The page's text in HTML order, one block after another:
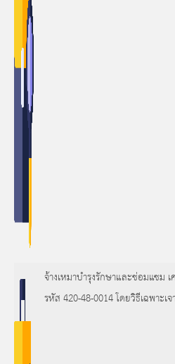
จ้างเหมาบำรุงรักษาและซ่อมแซม
รหัส 420-48-0014 โดยวิธีเฉพาะเจ